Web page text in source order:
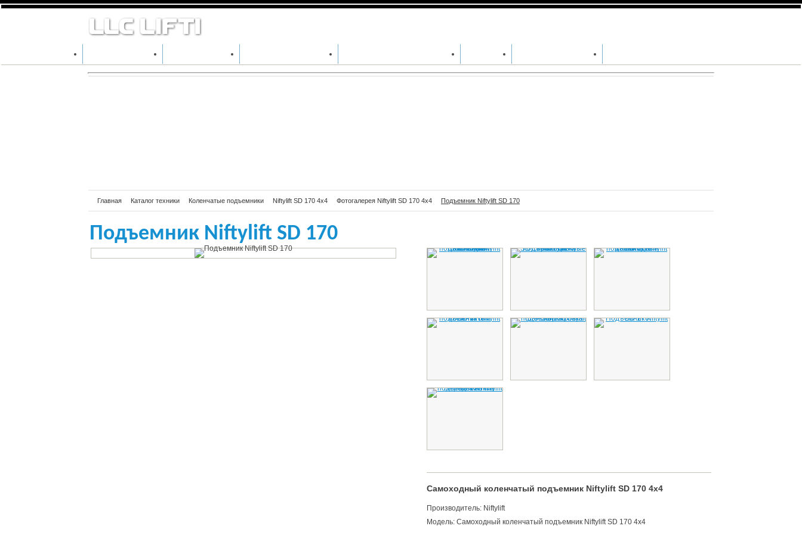
КАТАЛОГ ТЕХНИКИ ПРОИЗВОДИТЕЛИ АРЕНДА СПЕЦТЕХНИКИ СЕРВИСНОЕ ОБСЛУЖИВАНИЕ ЗАПЧАСТИ СПЕЦПРЕДЛОЖЕНИЯ
Главная Каталог техники Коленчатые подъемники Niftylift SD 170 4x4 Фотогалерея Niftylift SD 170 4x4 Подъемник Niftylift SD 170
Подъемник Niftylift SD 170
Самоходный коленчатый подъемник Niftylift SD 170 4x4
Производитель: Niftylift
Модель: Самоходный коленчатый подъемник Niftylift SD 170 4x4